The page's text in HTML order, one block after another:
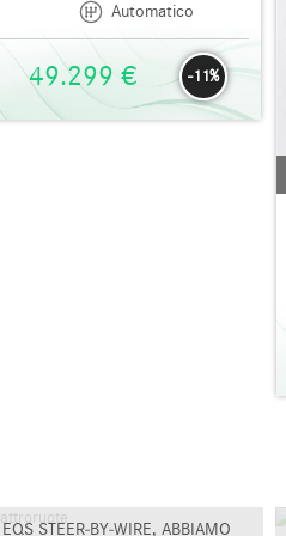
Automatico
-11%
49.299 €
STEER‑BY‑WIRE, ABBIAMO